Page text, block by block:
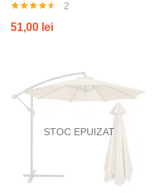
4.50din 5
2
51,00 lei
STOC EPUIZAT